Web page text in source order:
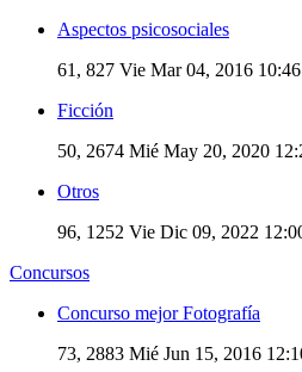
Aspectos psicosociales
61, 827 Vie Mar 04, 2016
Ficción
50, 2674 Mié May 20, 2020
Otros
96, 1252 Vie Dic 09, 2022
Concursos
Concurso mejor Fotografía
73, 2883 Mié Jun 15, 2016